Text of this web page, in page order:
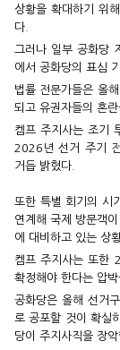
상황을 확대하기 위
다.
그러나 일부 공화당
에서 공화당의 표심
법률 전문가들은 올
되고 유권자들의 혼
켐프 주지사는 조기
2026년 선거 주기
거듭 밝혔다.
또한 특별 회기의 시
연계해 국제 방문객
에 대비하고 있는 상
켐프 주지사는 또한
확정해야 한다는 압박
공화당은 올해 선거
로 공포할 것이 확실
당이 주지사직을 장